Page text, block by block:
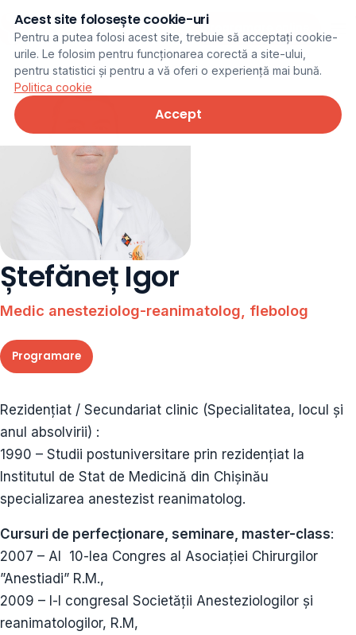
Programare online
Ștefăneț Igor
Medic anesteziolog-reanimatolog, flebolog
Programare
Rezidențiat / Secundariat clinic (Specialitatea, locul și
anul absolvirii) :
1990 – Studii postuniversitare prin rezidențiat la
Institutul de Stat de Medicină din Chișinău
specializarea anestezist reanimatolog.
Cursuri de perfecționare, seminare, master-class:
2007 – Al 10-lea Congres al Asociației Chirurgilor
”Anestiadi” R.M.,
2009 – I-l congresal Societății Anesteziologilor și
reanimatologilor, R.M,
Acest site folosește cookie-uri
Pentru a putea folosi acest site, trebuie să acceptați cookie-
urile. Le folosim pentru funcționarea corectă a site-ului,
pentru statistici și pentru a vă oferi o experiență mai bună.
Politica cookie
Accept